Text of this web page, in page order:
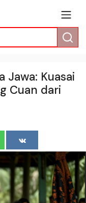
Jawa: Kuasai
Cuan dari